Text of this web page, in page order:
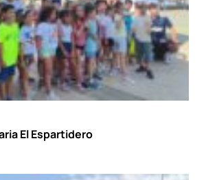
El Espartidero